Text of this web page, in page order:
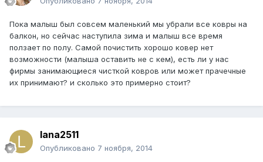
Пока малыш был совсем маленький мы убрали все ковры на
балкон, но сейчас наступила зима и малыш все время
ползает по полу. Самой почистить хорошо ковер нет
возможности (малыша оставить не с кем), есть ли у нас
фирмы занимающиеся чисткой ковров или может прачечные
их принимают? и сколько это примерно стоит?
lana2511
Опубликовано 7 ноября, 2014